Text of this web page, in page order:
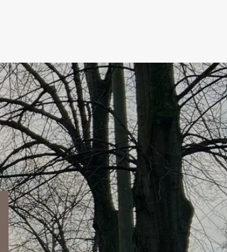
internet